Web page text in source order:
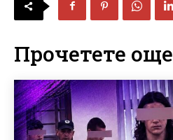
Прочетете още